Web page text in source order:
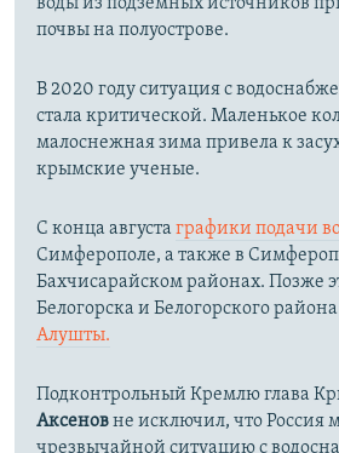
почвы на полуострове.
В 2020 году ситуация с
стала критической. Маленькое
малоснежная зима привела к
крымские ученые.
С конца августа графики подачи
Симферополе, а также в
Бахчисарайском районах. Позже
Белогорска и Белогорского
Алушты.
Подконтрольный Кремлю глава
Аксеновне исключил, что Россия
чрезвычайной ситуацию с